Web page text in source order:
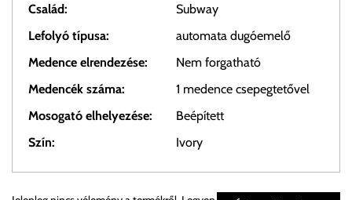
Család:
Subway
Lefolyó típusa:
automata dugóemelő
Medence elrendezése:
Nem forgatható
Medencék száma:
1 medence csepegtetővel
Mosogató elhelyezése:
Beépített
Szín:
Ivory